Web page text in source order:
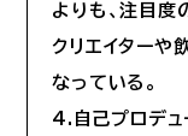
よりも、注目度
クリエイターや
なっている。
4.自己プロデ